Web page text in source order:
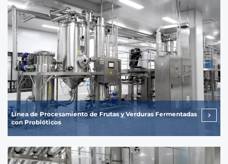
Línea de Procesamiento de Frutas y Verduras Fermentadas
con Probióticos